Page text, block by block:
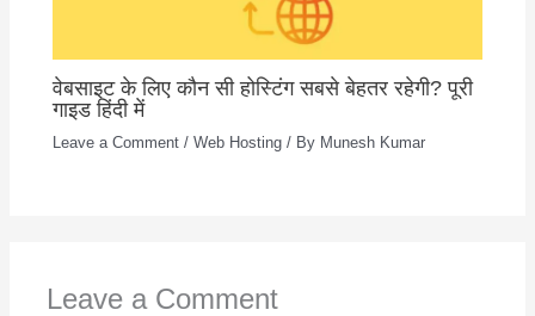
वेबसाइट के लिए कौन सी होस्टिंग सबसे बेहतर रहेगी? पूरी
गाइड हिंदी में
Leave a Comment /Web Hosting / By Munesh Kumar
Leave a Comment